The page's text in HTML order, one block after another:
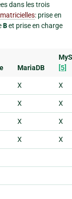
dans les trois
: prise en
Bet prise en charge
MariaDB
[5]
X X
X X
X X
X X